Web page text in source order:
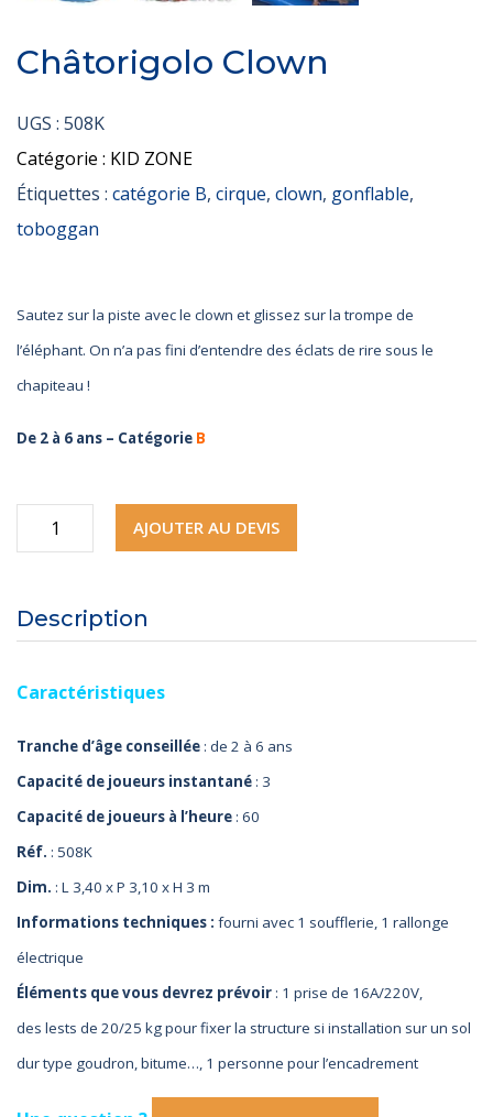
Châtorigolo Clown
UGS : 508K
Catégorie : KID ZONE
Étiquettes : catégorie B, cirque, clown, gonflable,
toboggan
Sautez sur la piste avec le clown et glissez sur la trompe de
l’éléphant. On n’a pas fini d’entendre des éclats de rire sous le
chapiteau !
De 2 à 6 ans – Catégorie B
quantité
de
Clown
AJOUTER AU DEVIS
Description
Caractéristiques
Tranche d’âge conseillée : de 2 à 6 ans
Capacité de joueurs instantané : 3
Capacité de joueurs à l’heure : 60
Réf. : 508K
Dim. : L 3,40 x P 3,10 x H 3 m
Informations techniques : fourni avec 1 soufflerie, 1 rallonge
électrique
Éléments que vous devrez prévoir : 1 prise de 16A/220V,
des lests de 20/25 kg pour fixer la structure si installation sur un sol
dur type goudron, bitume…, 1 personne pour l’encadrement